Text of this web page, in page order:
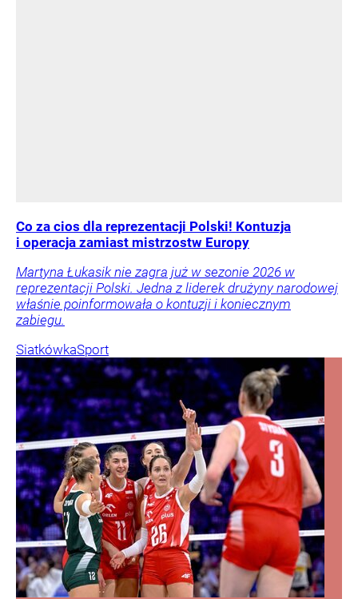
Co za cios dla reprezentacji Polski! Kontuzja
i operacja zamiast mistrzostw Europy
Martyna Łukasik nie zagra już w sezonie 2026 w
reprezentacji Polski. Jedna z liderek drużyny narodowej
właśnie poinformowała o kontuzji i koniecznym
zabiegu.
SiatkówkaSport